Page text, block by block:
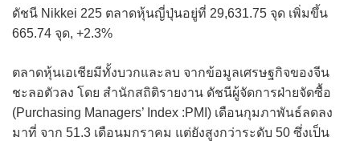
ดัชนี Nikkei 225 ตลาดหุ้นญี่ปุ่นอยู่ที่ 29,631.75 จุด เพิ่มขึ้น
665.74 จุด, +2.3%
ตลาดหุ้นเอเชียมีทั้งบวกและลบ จากข้อมูลเศรษฐกิจของจีน
ชะลอตัวลง โดย สำนักสถิติรายงาน ดัชนีผู้จัดการฝ่ายจัดซื้อ
(Purchasing Managers’ Index :PMI) เดือนกุมภาพันธ์ลดลง
มาที่ จาก 51.3 เดือนมกราคม แต่ยังสูงกว่าระดับ 50 ซึ่งเป็น